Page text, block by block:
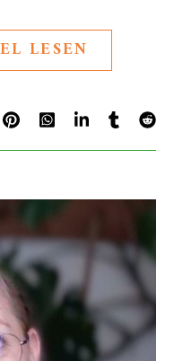
LESEN